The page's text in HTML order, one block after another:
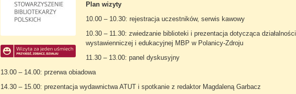
Plan wizyty
10.00 – 10.30: rejestracja uczestników, serwis kawowy
10.30 – 11.30: zwiedzanie biblioteki i prezentacja dotycząca działalności
wystawienniczej i edukacyjnej MBP w Polanicy-Zdroju
11.30 – 13.00: panel dyskusyjny
13.00 – 14.00: przerwa obiadowa
14.30 – 15.00: prezentacja wydawnictwa ATUT i spotkanie z redaktor Magdaleną Garbacz